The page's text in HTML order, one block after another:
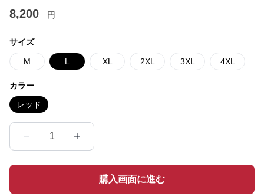
8,200 円
サイズ
M L XL 2XL 3XL 4XL
カラー
レッド
1
購入画面に進む